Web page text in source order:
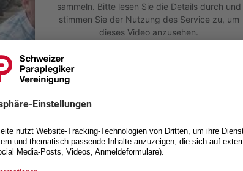
sammeln. Bitte lesen Sie die Details durch und
stimmen Sie der Nutzung des Service zu, um
dieses Video anzusehen.